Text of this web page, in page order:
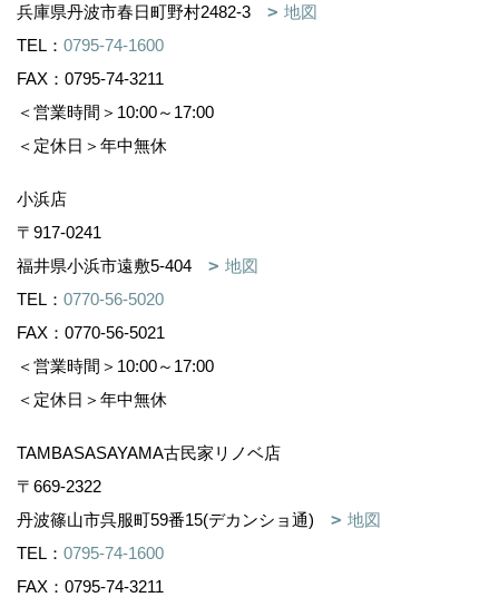
兵庫県丹波市春日町野村2482-3
地図
TEL： 0795-74-1600
FAX：0795-74-3211
＜営業時間＞10:00～17:00
＜定休日＞年中無休
小浜店
〒917-0241
福井県小浜市遠敷5-404
地図
TEL： 0770-56-5020
FAX：0770-56-5021
＜営業時間＞10:00～17:00
＜定休日＞年中無休
TAMBASASAYAMA古民家リノベ店
〒669-2322
丹波篠山市呉服町59番15(デカンショ通)
地図
TEL： 0795-74-1600
FAX：0795-74-3211